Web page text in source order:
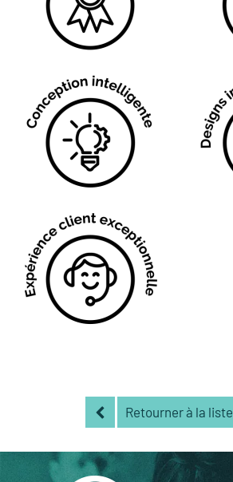
Retourner à la liste